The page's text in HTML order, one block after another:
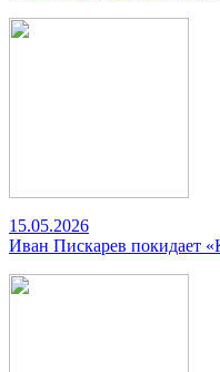
15.05.2026
Иван Пискарев покидает